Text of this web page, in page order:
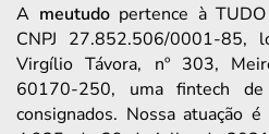
A meutudopertence à TUDO
CNPJ 27.852.506/0001-85,
Virgílio Távora, nº 303,
60170-250, uma fintech
consignados. Nossa atuação